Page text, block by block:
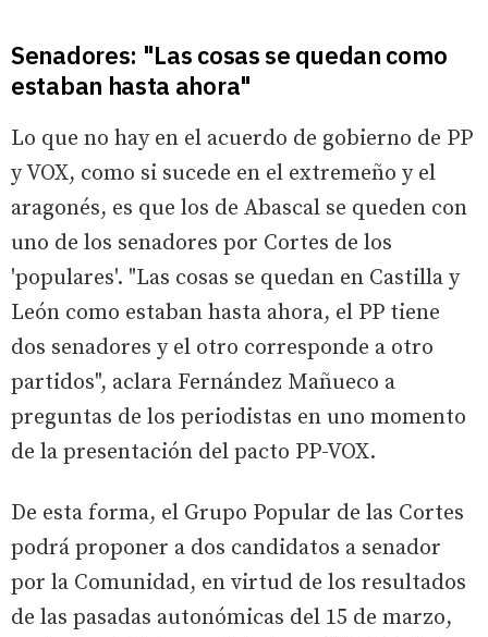
Senadores: "Las cosas se quedan como
estaban hasta ahora"
Lo que no hay en el acuerdo de gobierno de PP
y VOX, como si sucede en el extremeño y el
aragonés, es que los de Abascal se queden con
uno de los senadores por Cortes de los
'populares'. "Las cosas se quedan en Castilla y
León como estaban hasta ahora, el PP tiene
dos senadores y el otro corresponde a otro
partidos", aclara Fernández Mañueco a
preguntas de los periodistas en uno momento
de la presentación del pacto PP-VOX.
De esta forma, el Grupo Popular de las Cortes
podrá proponer a dos candidatos a senador
por la Comunidad, en virtud de los resultados
de las pasadas autonómicas del 15 de marzo,